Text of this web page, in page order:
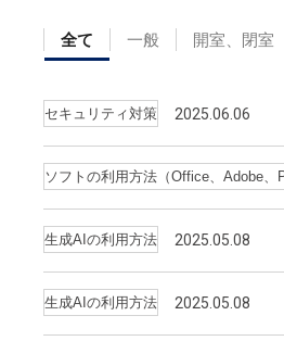
全て 一般 開室、閉室
セキュリティ対策 2025.06.06
ソフトの利用方法（Office、Adobe、
生成AIの利用方法 2025.05.08
生成AIの利用方法 2025.05.08